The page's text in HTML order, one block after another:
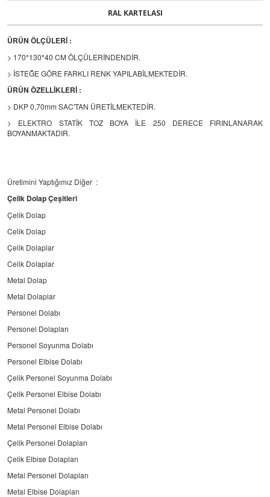
RAL KARTELASI
ÜRÜN ÖLÇÜLERİ :
> 170*130*40 CM ÖLÇÜLERİNDENDİR.
> İSTEĞE GÖRE FARKLI RENK YAPILABİLMEKTEDİR.
ÜRÜN ÖZELLİKLERİ :
> DKP 0,70mm SAC'TAN ÜRETİLMEKTEDİR.
> ELEKTRO STATİK TOZ BOYA İLE 250 DERECE FIRINLANARAK
BOYANMAKTADIR.
Üretimini Yaptığımız Diğer :
Çelik Dolap Çeşitleri
Çelik Dolap
Celik Dolap
Çelik Dolaplar
Celik Dolaplar
Metal Dolap
Metal Dolaplar
Personel Dolabı
Personel Dolapları
Personel Soyunma Dolabı
Personel Elbise Dolabı
Çelik Personel Soyunma Dolabı
Çelik Personel Elbise Dolabı
Metal Personel Dolabı
Metal Personel Elbise Dolabı
Çelik Personel Dolapları
Çelik Elbise Dolapları
Metal Personel Dolapları
Metal Elbise Dolapları